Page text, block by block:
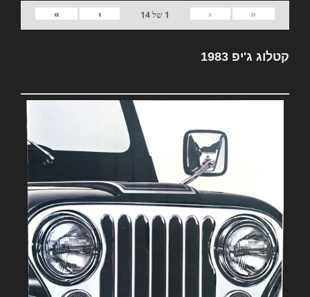
«
‹
1 של14
›
»
קטלוג ג'יפ 1983